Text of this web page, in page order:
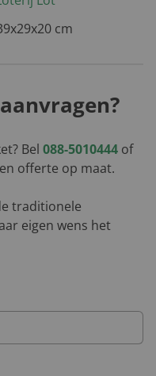
cm
Bel 088-5010444 of
offerte op maat.
traditionele
eigen wens het